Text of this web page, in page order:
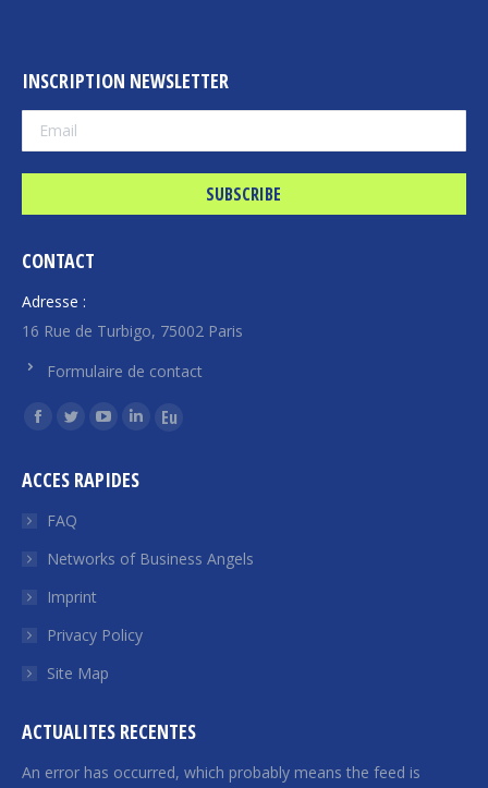
INSCRIPTION NEWSLETTER
CONTACT
Adresse :
16 Rue de Turbigo, 75002 Paris
Formulaire de contact
Find us on:
Facebook
opens
window
Twitter
opens
in
window
YouTube
opens
window
Linkedin
opens
window
Euroquity
window
ACCES RAPIDES
FAQ
Networks of Business Angels
Imprint
Privacy Policy
Site Map
ACTUALITES RECENTES
An error has occurred, which probably means the feed is